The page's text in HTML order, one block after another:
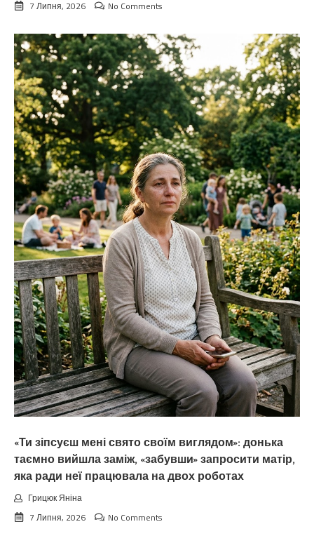
7 Липня, 2026
No Comments
«Ти зіпсуєш мені свято своїм виглядом»: донька
таємно вийшла заміж, «забувши» запросити матір,
яка ради неї працювала на двох роботах
Грицюк Яніна
7 Липня, 2026
No Comments